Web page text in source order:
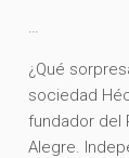
…
¿Qué
sociedad
fundador del
Alegre.